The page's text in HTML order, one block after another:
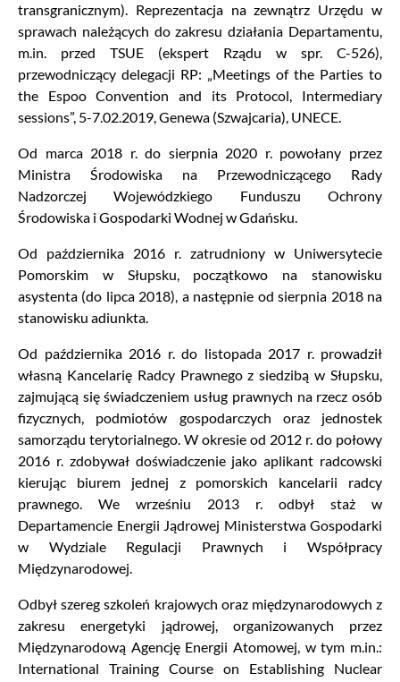
transgranicznym). Reprezentacja na zewnątrz Urzędu w
sprawach należących do zakresu działania Departamentu,
m.in. przed TSUE (ekspert Rządu w spr. C-526),
przewodniczący delegacji RP: „Meetings of the Parties to
the Espoo Convention and its Protocol, Intermediary
sessions”, 5-7.02.2019, Genewa (Szwajcaria), UNECE.
Od marca 2018 r. do sierpnia 2020 r. powołany przez
Ministra Środowiska na Przewodniczącego Rady
Nadzorczej Wojewódzkiego Funduszu Ochrony
Środowiska i Gospodarki Wodnej w Gdańsku.
Od października 2016 r. zatrudniony w Uniwersytecie
Pomorskim w Słupsku, początkowo na stanowisku
asystenta (do lipca 2018), a następnie od sierpnia 2018 na
stanowisku adiunkta.
Od października 2016 r. do listopada 2017 r. prowadził
własną Kancelarię Radcy Prawnego z siedzibą w Słupsku,
zajmującą się świadczeniem usług prawnych na rzecz osób
fizycznych, podmiotów gospodarczych oraz jednostek
samorządu terytorialnego. W okresie od 2012 r. do połowy
2016 r. zdobywał doświadczenie jako aplikant radcowski
kierując biurem jednej z pomorskich kancelarii radcy
prawnego. We wrześniu 2013 r. odbył staż w
Departamencie Energii Jądrowej Ministerstwa Gospodarki
w Wydziale Regulacji Prawnych i Współpracy
Międzynarodowej.
Odbył szereg szkoleń krajowych oraz międzynarodowych z
zakresu energetyki jądrowej, organizowanych przez
Międzynarodową Agencję Energii Atomowej, w tym m.in.:
International Training Course on Establishing Nuclear